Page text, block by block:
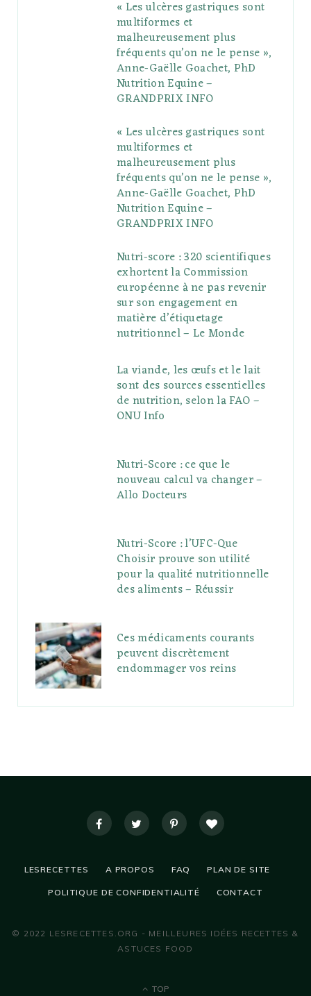
e
P
l
s
g
r
a
m
r
e
s
r
« Les ulcères gastriques sont
multiformes et
malheureusement plus
fréquents qu’on ne le pense »,
Anne-Gaëlle Goachet, PhD
Nutrition Equine –
GRANDPRIX INFO
« Les ulcères gastriques sont
multiformes et
malheureusement plus
fréquents qu’on ne le pense »,
Anne-Gaëlle Goachet, PhD
Nutrition Equine –
GRANDPRIX INFO
Nutri-score : 320 scientifiques
exhortent la Commission
européenne à ne pas revenir
sur son engagement en
matière d’étiquetage
nutritionnel – Le Monde
La viande, les œufs et le lait
sont des sources essentielles
de nutrition, selon la FAO –
ONU Info
Nutri-Score : ce que le
nouveau calcul va changer –
Allo Docteurs
Nutri-Score : l’UFC-Que
Choisir prouve son utilité
pour la qualité nutritionnelle
des aliments – Réussir
Ces médicaments courants
peuvent discrètement
endommager vos reins
LESRECETTES A PROPOS FAQ PLAN DE SITE
POLITIQUE DE CONFIDENTIALITÉ CONTACT
© 2022 LESRECETTES.ORG - MEILLEURES IDÉES RECETTES &
ASTUCES FOOD
TOP